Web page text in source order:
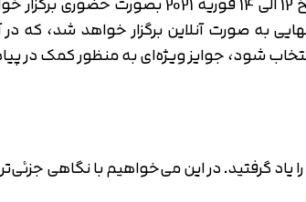
به صورت آنلاین برگزار خواهد شد، که
یاد گرفتید. در این می‌خواهیم با نگاهی